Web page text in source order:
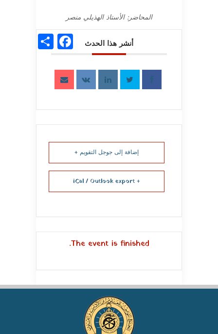
المحاضر: الأستاذ الهذيلي منصر
أنشر هذا الحدث
إضافة إلى جوجل التقويم +
+ iCal / Outlook export
The event is finished.